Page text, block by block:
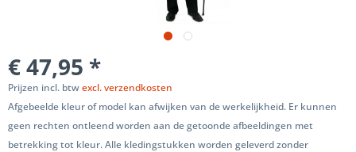
€ 47,95 *
Prijzen incl. btwexcl. verzendkosten
Afgebeelde kleur of model kan afwijken van de werkelijkheid. Er kunnen
geen rechten ontleend worden aan de getoonde afbeeldingen met
betrekking tot kleur. Alle kledingstukken worden geleverd zonder